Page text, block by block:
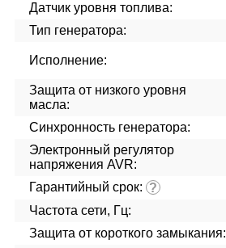
Датчик уровня топлива:
Тип генератора:
Исполнение:
Защита от низкого уровня
масла:
Синхронность генератора:
Электронный регулятор
напряжения AVR:
Гарантийный срок: ?
Частота сети, Гц:
Защита от короткого замыкания: